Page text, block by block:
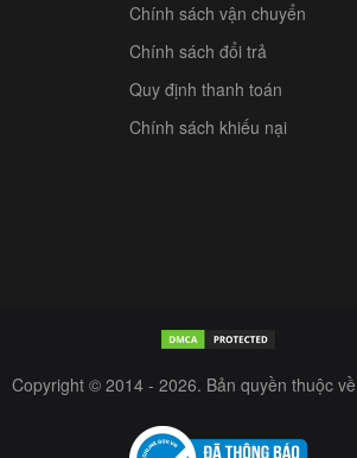
Chính sách vận chuyển
Chính sách đổi trả
Quy định thanh toán
Chính sách khiếu nại
Copyright © 2014 - 2026. Bản quyền thuộc về